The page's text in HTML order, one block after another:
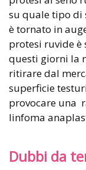
su quale tipo di
è tornato in
protesi ruvide è
questi giorni la
ritirare dal
superficie
provocare una
linfoma
Dubbi da